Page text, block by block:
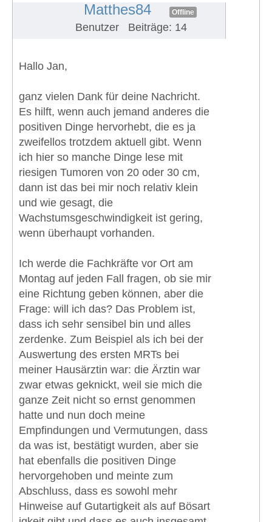
Matthes84 Offline
Benutzer Beiträge: 14
Hallo Jan,
ganz vielen Dank für deine Nachricht.
Es hilft, wenn auch jemand anderes die
positiven Dinge hervorhebt, die es ja
zweifellos trotzdem aktuell gibt. Wenn
ich hier so manche Dinge lese mit
riesigen Tumoren von 20 oder 30 cm,
dann ist das bei mir noch relativ klein
und wie gesagt, die
Wachstumsgeschwindigkeit ist gering,
wenn überhaupt vorhanden.
Ich werde die Fachkräfte vor Ort am
Montag auf jeden Fall fragen, ob sie mir
eine Richtung geben können, aber die
Frage: will ich das? Das Problem ist,
dass ich sehr sensibel bin und alles
zerdenke. Zum Beispiel als ich bei der
Auswertung des ersten MRTs bei
meiner Hausärztin war: die Ärztin war
zwar etwas geknickt, weil sie mich die
ganze Zeit nicht so ernst genommen
hatte und nun doch meine
Empfindungen und Vermutungen, dass
da was ist, bestätigt wurden, aber sie
hat ebenfalls die positiven Dinge
hervorgehoben und meinte zum
Abschluss, dass es sowohl mehr
Hinweise auf Gutartigkeit als auf Bösart